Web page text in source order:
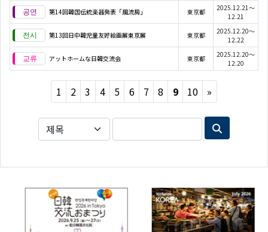
第14回韓国伝統楽器発表「風流房」 東京都
2025.12.21～
12.21
第13回日中韓児童友好絵画展東京展 東京都
2025.12.20～
12.22
アットホームな日韓交流会 東京都
2025.12.20～
12.20
1 2 3 4 5 6 7 8 9 10 »